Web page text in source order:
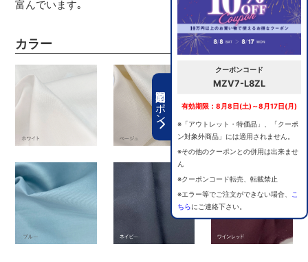
期間限定クーポン
クーポンコード
MZV7-L8ZL
有効期限：8月8日(土)～8月17日(月)
※「アウトレット・特価品」、「クーポ
ン対象外商品」には適用されません。
※その他のクーポンとの併用は出来ませ
ん
※クーポンコード転売、転載禁止
※エラー等でご注文ができない場合、
こ
ちらにご連絡下さい。
富んでいます｡
カラー